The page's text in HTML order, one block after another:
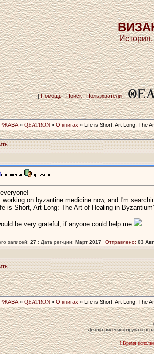
|Помощь|Поиск|Пользователи|
» QEATRON» О книгах » Life is Short, Art Long: The
|
working on byzantine medicine now, and I'm
is Short, Art Long: The Art of Healing in
be very grateful, if anyone could help me
записей: 27: Дата рег-ции: Март 2017: Отправлено: 03
|
» QEATRON» О книгах » Life is Short, Art Long: The
Для оформления форума
[ Время